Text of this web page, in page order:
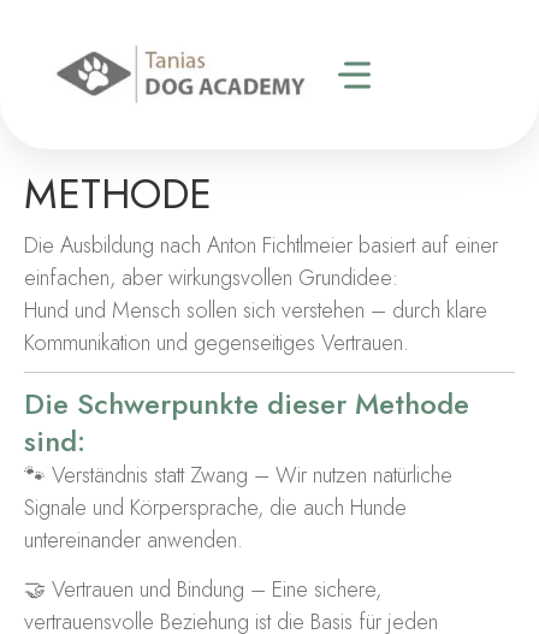
METHODE
Die Ausbildung nach Anton Fichtlmeier basiert auf einer
einfachen, aber wirkungsvollen Grundidee:
Hund und Mensch sollen sich verstehen – durch klare
Kommunikation und gegenseitiges Vertrauen.
Die Schwerpunkte dieser Methode
sind:
🐾 Verständnis statt Zwang – Wir nutzen natürliche
Signale und Körpersprache, die auch Hunde
untereinander anwenden.
🤝 Vertrauen und Bindung – Eine sichere,
vertrauensvolle Beziehung ist die Basis für jeden